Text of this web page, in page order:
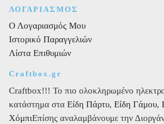
ΛΟΓΑΡΙΑΣΜΟΣ
Ο Λογαριασμός Μου
Ιστορικό Παραγγελιών
Λίστα Επιθυμιών
Craftbox.gr
Craftbox!!! Το πιο ολοκληρωμένο
κατάστημα στα Είδη Πάρτυ, Είδη Γάμου,
ΧόμπιΕπίσης αναλαμβάνουμε την